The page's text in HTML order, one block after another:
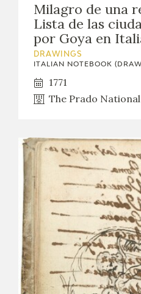
Milagro de una
Lista de las
por Goya en
DRAWINGS
ITALIAN NOTEBOOK
1771
The Prado